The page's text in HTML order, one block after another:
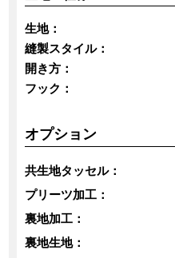
生地：
縫製スタイル：
開き方：
フック：
オプション
共生地タッセル：
プリーツ加工：
裏地加工：
裏地生地：